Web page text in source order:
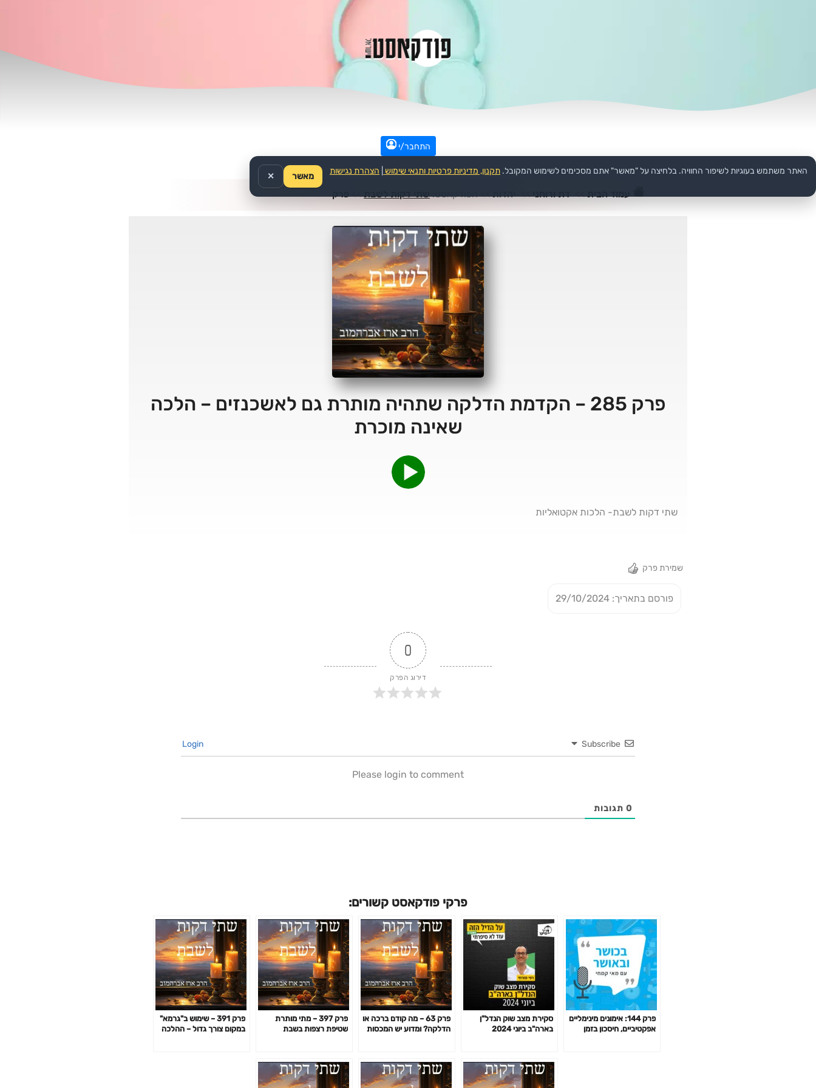
התחבר/י
עמוד הבית >> דת ורוחני >> יהדות >>הפודקאסט: שתי דקות לשבת >>פרק
פרק 285 – הקדמת הדלקה שתהיה מותרת גם לאשכנזים – הלכה
שאינה מוכרת
שתי דקות לשבת- הלכות אקטואליות
שמירת פרק
פורסם בתאריך: 29/10/2024
0
דירוג הפרק
Subscribe
Please login to comment
0 תגובות
פרקי פודקאסט קשורים:
פרק 144: אימונים מינימליים
אפקטיביים, חיסכון בזמן
סקירת מצב שוק הנדל"ן
בארה"ב ביוני 2024
פרק 63 – מה קודם ברכה או
הדלקה? ומדוע יש המכסות
פרק 397 – מתי מותרת
שטיפת רצפות בשבת
פרק 391 – שימוש ב"גרמא"
במקום צורך גדול – ההלכה
האתר משתמש בעוגיות לשיפור החוויה. בלחיצה על "מאשר" אתם מסכימים לשימוש המקובל. תקנון, מדיניות פרטיות ותנאי שימוש הצהרת נגישות
מאשר ✕